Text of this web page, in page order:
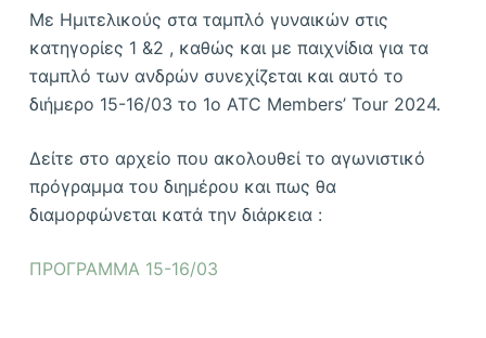
Με Ημιτελικούς στα ταμπλό γυναικών στις
κατηγορίες 1 &2 , καθώς και με παιχνίδια για τα
ταμπλό των ανδρών συνεχίζεται και αυτό το
διήμερο 15-16/03 το 1ο ATC Members’ Tour 2024.
Δείτε στο αρχείο που ακολουθεί το αγωνιστικό
πρόγραμμα του διημέρου και πως θα
διαμορφώνεται κατά την διάρκεια :
ΠΡΟΓΡΑΜΜΑ 15-16/03